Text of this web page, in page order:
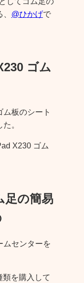
@ひかげで
ゴム
板のシート
。
X230 ゴム
足の簡易
ムセンターを
類を購入して